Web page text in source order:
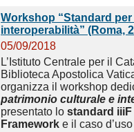
Workshop “Standard
interoperabilità” (Roma,
05/09/2018
L’Istituto Centrale per il
Biblioteca Apostolica
organizza il workshop
patrimonio culturale e
presentato lo standard iiiF
Framework e il caso